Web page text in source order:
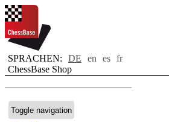
SPRACHEN: DE en es fr
ChessBase Shop
Toggle navigation